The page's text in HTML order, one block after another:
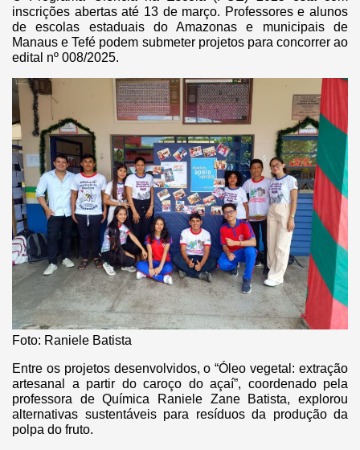
inscrições abertas até 13 de março. Professores e alunos
de escolas estaduais do Amazonas e municipais de
Manaus e Tefé podem submeter projetos para concorrer ao
edital nº 008/2025.
Foto: Raniele Batista
Entre os projetos desenvolvidos, o “Óleo vegetal: extração
artesanal a partir do caroço do açaí”, coordenado pela
professora de Química Raniele Zane Batista, explorou
alternativas sustentáveis para resíduos da produção da
polpa do fruto.